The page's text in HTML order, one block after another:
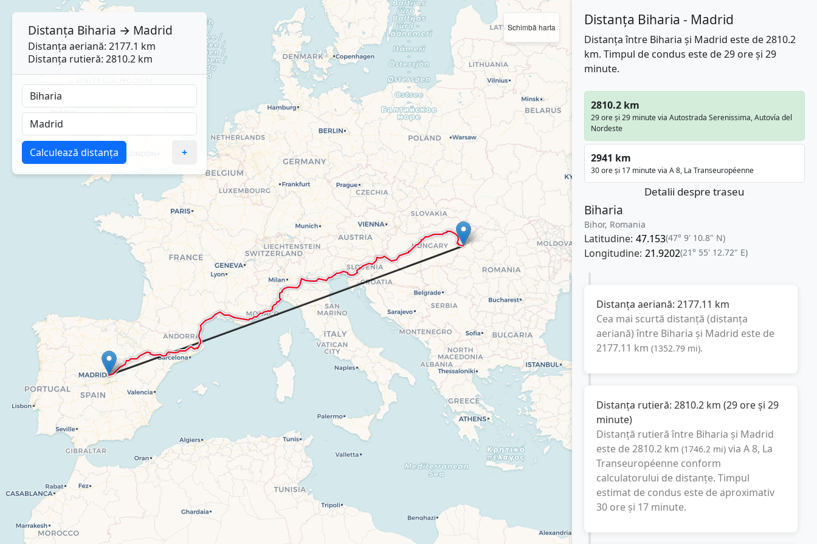
Schimbă harta Distanța Biharia - Madrid
Distanța între Biharia și Madrid este de 2810.2
km. Timpul de condus este de 29 ore și 29
minute.
2810.2 km
29 ore și 29 minute via Autostrada Serenissima, Autovía del
Nordeste
2941 km
30 ore și 17 minute via A 8, La Transeuropéenne
Detalii despre traseu
Biharia
Bihor, Romania
Latitudine: 47.153(47° 9' 10.8" N)
Longitudine: 21.9202(21° 55' 12.72" E)
Distanța aeriană: 2177.11 km
Cea mai scurtă distanță (distanța
aeriană) între Biharia și Madrid este de
2177.11 km (1352.79 mi).
Distanța rutieră: 2810.2 km (29 ore și 29
minute)
Distanță rutieră între Biharia și Madrid
este de2810.2 km (1746.2 mi) via A 8, La
Transeuropéenneconform
calculatorului de distanțe. Timpul
estimat de condus este de aproximativ
30 ore și 17 minute.
Distanța Biharia → Madrid
Distanța aeriană: 2177.1 km
Distanța rutieră: 2810.2 km
Calculează distanța +